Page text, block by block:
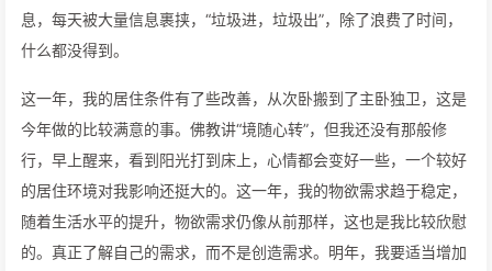
息，每天被大量信息裹挟，“垃圾进，垃圾出”，除了浪费了时间，
什么都没得到。
这一年，我的居住条件有了些改善，从次卧搬到了主卧独卫，这是
今年做的比较满意的事。佛教讲“境随心转”，但我还没有那般修
行，早上醒来，看到阳光打到床上，心情都会变好一些，一个较好
的居住环境对我影响还挺大的。这一年，我的物欲需求趋于稳定，
随着生活水平的提升，物欲需求仍像从前那样，这也是我比较欣慰
的。真正了解自己的需求，而不是创造需求。明年，我要适当增加